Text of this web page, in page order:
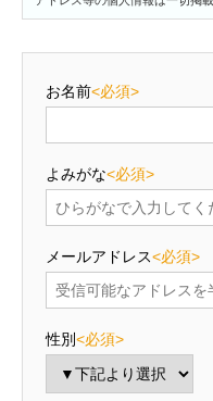
お名前<必須>
よみがな<必須>
メールアドレス<必須>
性別<必須>